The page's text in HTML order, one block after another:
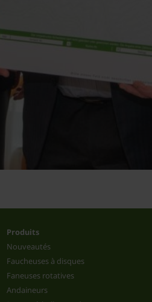
Produits
Nouveautés
Faucheuses à disques
Faneuses rotatives
Andaineurs